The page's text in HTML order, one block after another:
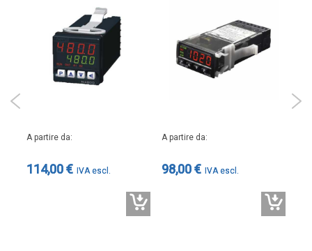
A partire da
114,00 €
A partire da
98,00 €
CO in condotto